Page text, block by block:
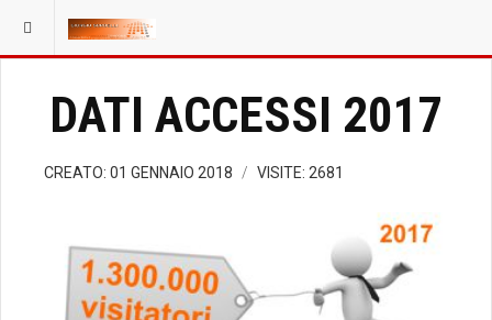
DATI ACCESSI 2017
CREATO: 01 GENNAIO 2018 VISITE: 2681